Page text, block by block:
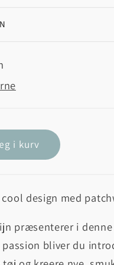
i kurv
design med
præsenterer i
bliver du